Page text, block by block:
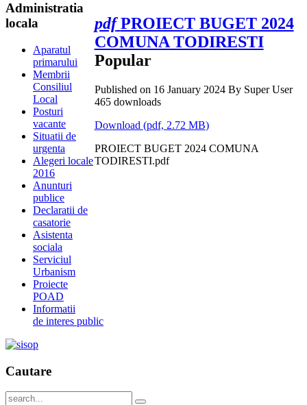
pdf PROIECT BUGET 2024
COMUNA TODIRESTI
Popular
Published on 16 January 2024 By Super User
465 downloads
Download (pdf, 2.72 MB)
PROIECT BUGET 2024 COMUNA
TODIRESTI.pdf
Administratia
locala
Aparatul
primarului
Membrii
Consiliul
Local
Posturi
vacante
Situatii de
urgenta
Alegeri locale
2016
Anunturi
publice
Declaratii de
casatorie
Asistenta
sociala
Serviciul
Urbanism
Proiecte
POAD
Informatii
de interes public
Cautare